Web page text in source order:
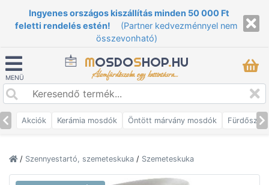
Ingyenes országos kiszállítás minden 50 000 Ft
feletti rendelés estén!
(Partner kedvezménnyel nem
összevonható)
MENÜ
MOSDOSHOP.HU
Álomfürdőszoba egy kattintásra...
Akciók Kerámia mosdók Öntött márvány mosdók
/ Szennyestartó, szemeteskuka / Szemeteskuka